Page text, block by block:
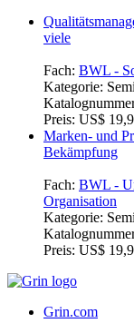
viele
Fach: BWL -
Kategorie:
Preis: US$
Marken- und
Bekämpfung
Fach: BWL -
Organisation
Kategorie:
Preis: US$
Grin.com